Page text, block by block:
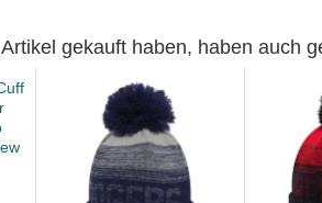
gekauft haben, haben auch